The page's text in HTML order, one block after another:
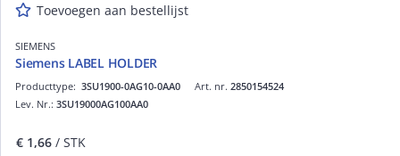
Toevoegen aan bestellijst
SIEMENS
Siemens LABEL HOLDER
Art. nr. 2850154524
Producttype: 3SU1900-0AG10-0AA0
Lev. Nr.: 3SU19000AG100AA0
€ 1,66 / STK